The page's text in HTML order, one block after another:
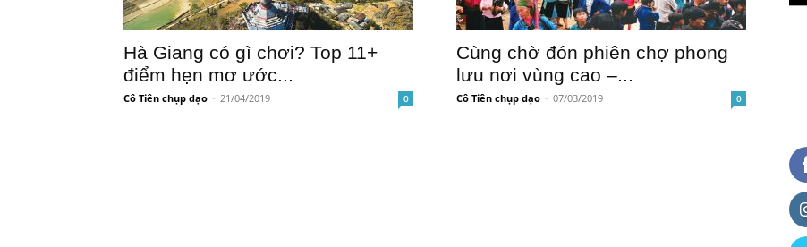
Hà Giang có gì chơi? Top 11+
điểm hẹn mơ ước...
Cô Tiên chụp dạo - 21/04/2019 0
Cùng chờ đón phiên chợ phong
lưu nơi vùng cao –...
Cô Tiên chụp dạo - 07/03/2019 0